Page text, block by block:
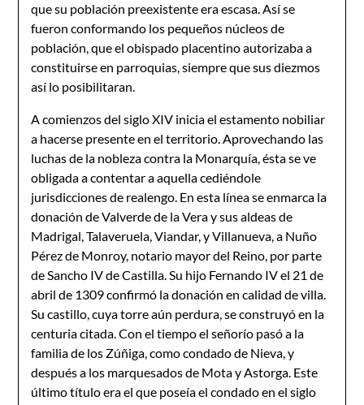
que su población preexistente era escasa. Así se
fueron conformando los pequeños núcleos de
población, que el obispado placentino autorizaba a
constituirse en parroquias, siempre que sus diezmos
así lo posibilitaran.
A comienzos del siglo XIV inicia el estamento nobiliar
a hacerse presente en el territorio. Aprovechando las
luchas de la nobleza contra la Monarquía, ésta se ve
obligada a contentar a aquella cediéndole
jurisdicciones de realengo. En esta línea se enmarca la
donación de Valverde de la Vera y sus aldeas de
Madrigal, Talaveruela, Viandar, y Villanueva, a Nuño
Pérez de Monroy, notario mayor del Reino, por parte
de Sancho IV de Castilla. Su hijo Fernando IV el 21 de
abril de 1309 confirmó la donación en calidad de villa.
Su castillo, cuya torre aún perdura, se construyó en la
centuria citada. Con el tiempo el señorío pasó a la
familia de los Zúñiga, como condado de Nieva, y
después a los marquesados de Mota y Astorga. Este
último título era el que poseía el condado en el siglo